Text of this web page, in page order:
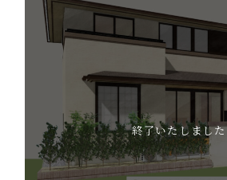
終了いたしました